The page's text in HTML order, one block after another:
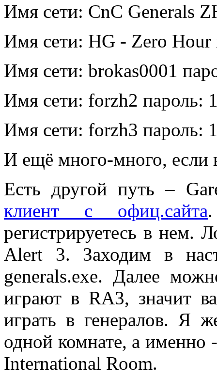
Имя сети: CnC Generals
Имя сети: HG - Zero Hour
Имя сети: brokas0001
Имя сети: forzh2 пароль:
Имя сети: forzh3 пароль:
И ещё много-много, если
Есть другой путь –
клиент с офиц.сайта
регистрируетесь в нем.
Alert 3. Заходим в
generals.exe. Далее
играют в RA3, значит
играть в генералов. Я
одной комнате, а именно
International Room.